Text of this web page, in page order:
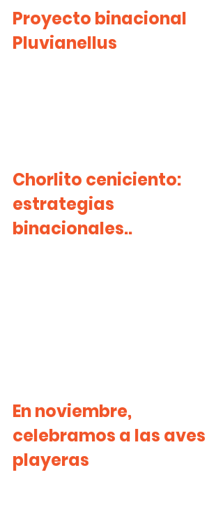
Proyecto binacional
Pluvianellus
Chorlito ceniciento:
estrategias
binacionales..
En noviembre,
celebramos a las aves
playeras